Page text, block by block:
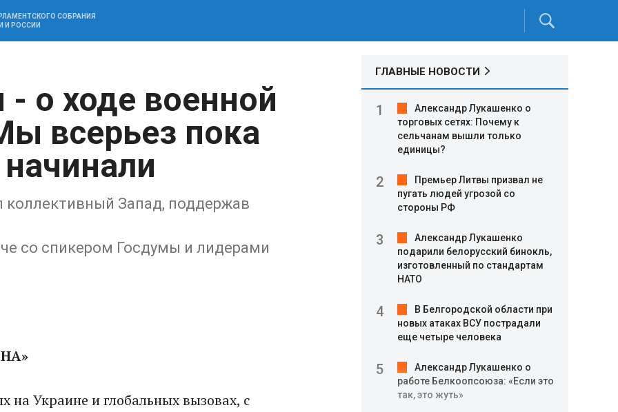
СОБРАНИЯ
И РОССИИ
о ходе военной
всерьез пока
коллективный Запад, поддержав
со спикером Госдумы и лидерами
на Украине и глобальных вызовах, с
ГЛАВНЫЕ НОВОСТИ
Александр Лукашенко о
торговых сетях: Почему к
сельчанам вышли только
единицы?
Премьер Литвы призвал не
пугать людей угрозой со
стороны РФ
Александр Лукашенко
подарили белорусский бинокль,
изготовленный по стандартам
НАТО
В Белгородской области при
новых атаках ВСУ пострадали
еще четыре человека
Александр Лукашенко о
работе Белкоопсоюза: «Если это
так, это жуть»